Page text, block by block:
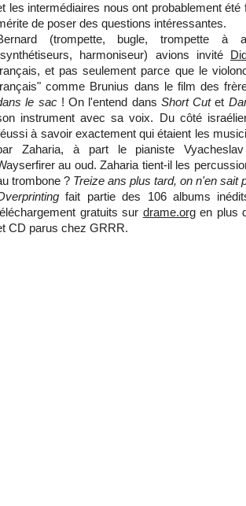
les intermédiaires nous ont probablement été
de poser des questions intéressantes.
(trompette, bugle, trompette à
harmoniseur) avions invité
et pas seulement parce que le
comme Brunius dans le film des
le sac! On l'entend dans Short Cutet
instrument avec sa voix. Du côté
à savoir exactement qui étaient les
Zaharia, à part le pianiste
au oud. Zaharia tient-il les
trombone ? Treize ans plus tard, on n'en sait
fait partie des 106 albums
gratuits sur drame.orgen plus
CD parus chez GRRR.